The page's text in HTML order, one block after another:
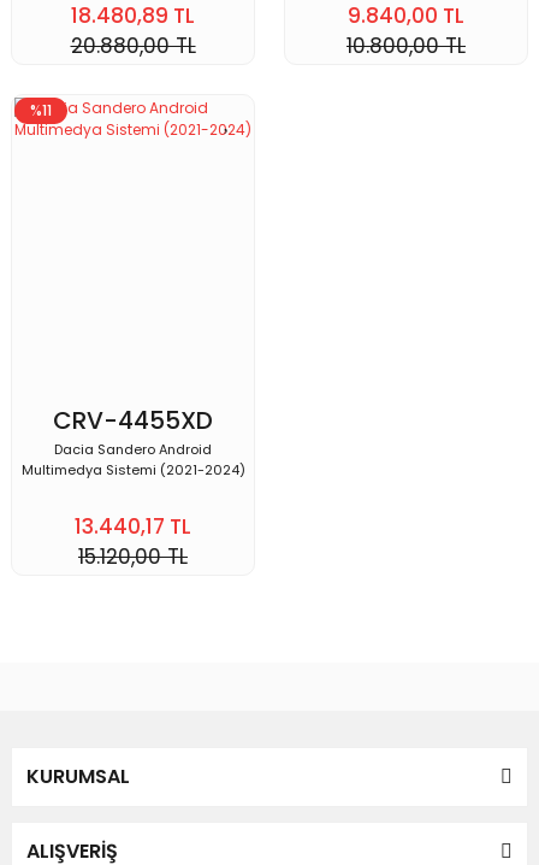
18.480,89 TL
20.880,00 TL
9.840,00 TL
10.800,00 TL
%11
CRV-4455XD
SANDERO
Dacia Sandero Android
Multimedya Sistemi (2021-2024)
13.440,17 TL
15.120,00 TL
KURUMSAL
ALIŞVERİŞ